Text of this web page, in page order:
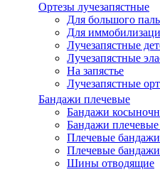
Ортезы лучезапястные
Для большого
Для
Лучезапястные
Лучезапястные
На запястье
Лучезапястные
Бандажи плечевые
Бандажи
Бандажи плечевые
Плечевые
Плечевые
Шины отводящие